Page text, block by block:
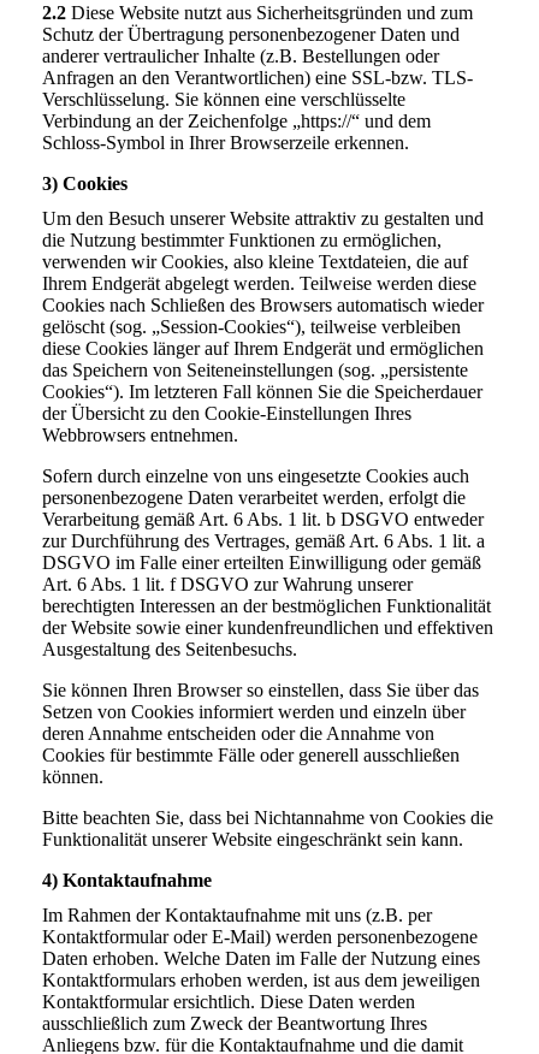
2.2 Diese Website nutzt aus Sicherheitsgründen und zum
Schutz der Übertragung personenbezogener Daten und
anderer vertraulicher Inhalte (z.B. Bestellungen oder
Anfragen an den Verantwortlichen) eine SSL-bzw. TLS-
Verschlüsselung. Sie können eine verschlüsselte
Verbindung an der Zeichenfolge „https://“ und dem
Schloss-Symbol in Ihrer Browserzeile erkennen.
3) Cookies
Um den Besuch unserer Website attraktiv zu gestalten und
die Nutzung bestimmter Funktionen zu ermöglichen,
verwenden wir Cookies, also kleine Textdateien, die auf
Ihrem Endgerät abgelegt werden. Teilweise werden diese
Cookies nach Schließen des Browsers automatisch wieder
gelöscht (sog. „Session-Cookies“), teilweise verbleiben
diese Cookies länger auf Ihrem Endgerät und ermöglichen
das Speichern von Seiteneinstellungen (sog. „persistente
Cookies“). Im letzteren Fall können Sie die Speicherdauer
der Übersicht zu den Cookie-Einstellungen Ihres
Webbrowsers entnehmen.
Sofern durch einzelne von uns eingesetzte Cookies auch
personenbezogene Daten verarbeitet werden, erfolgt die
Verarbeitung gemäß Art. 6 Abs. 1 lit. b DSGVO entweder
zur Durchführung des Vertrages, gemäß Art. 6 Abs. 1 lit. a
DSGVO im Falle einer erteilten Einwilligung oder gemäß
Art. 6 Abs. 1 lit. f DSGVO zur Wahrung unserer
berechtigten Interessen an der bestmöglichen Funktionalität
der Website sowie einer kundenfreundlichen und effektiven
Ausgestaltung des Seitenbesuchs.
Sie können Ihren Browser so einstellen, dass Sie über das
Setzen von Cookies informiert werden und einzeln über
deren Annahme entscheiden oder die Annahme von
Cookies für bestimmte Fälle oder generell ausschließen
können.
Bitte beachten Sie, dass bei Nichtannahme von Cookies die
Funktionalität unserer Website eingeschränkt sein kann.
4) Kontaktaufnahme
Im Rahmen der Kontaktaufnahme mit uns (z.B. per
Kontaktformular oder E-Mail) werden personenbezogene
Daten erhoben. Welche Daten im Falle der Nutzung eines
Kontaktformulars erhoben werden, ist aus dem jeweiligen
Kontaktformular ersichtlich. Diese Daten werden
ausschließlich zum Zweck der Beantwortung Ihres
Anliegens bzw. für die Kontaktaufnahme und die damit